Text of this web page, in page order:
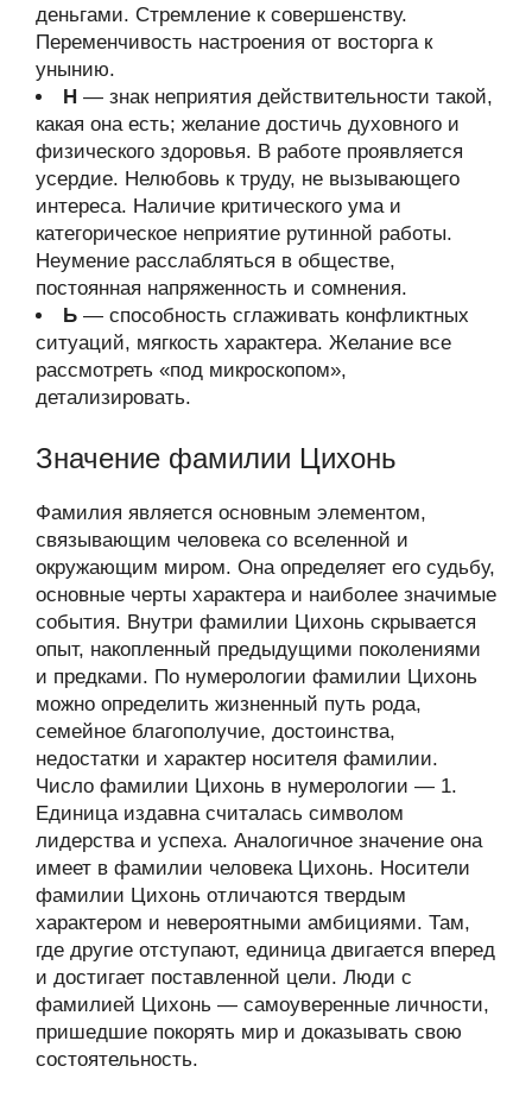
деньгами. Стремление к совершенству.
Переменчивость настроения от восторга к
унынию.
Н — знак неприятия действительности такой,
какая она есть; желание достичь духовного и
физического здоровья. В работе проявляется
усердие. Нелюбовь к труду, не вызывающего
интереса. Наличие критического ума и
категорическое неприятие рутинной работы.
Неумение расслабляться в обществе,
постоянная напряженность и сомнения.
Ь — способность сглаживать конфликтных
ситуаций, мягкость характера. Желание все
рассмотреть «под микроскопом»,
детализировать.
Значение фамилии Цихонь
Фамилия является основным элементом,
связывающим человека со вселенной и
окружающим миром. Она определяет его судьбу,
основные черты характера и наиболее значимые
события. Внутри фамилии Цихонь скрывается
опыт, накопленный предыдущими поколениями
и предками. По нумерологии фамилии Цихонь
можно определить жизненный путь рода,
семейное благополучие, достоинства,
недостатки и характер носителя фамилии.
Число фамилии Цихонь в нумерологии — 1.
Единица издавна считалась символом
лидерства и успеха. Аналогичное значение она
имеет в фамилии человека Цихонь. Носители
фамилии Цихонь отличаются твердым
характером и невероятными амбициями. Там,
где другие отступают, единица двигается вперед
и достигает поставленной цели. Люди с
фамилией Цихонь — самоуверенные личности,
пришедшие покорять мир и доказывать свою
состоятельность.